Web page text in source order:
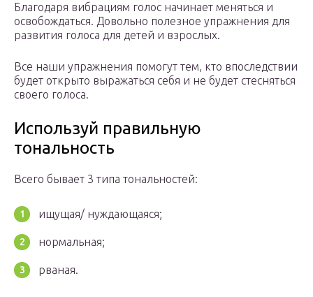
Благодаря вибрациям голос начинает меняться и
освобождаться. Довольно полезное упражнения для
развития голоса для детей и взрослых.
Все наши упражнения помогут тем, кто впоследствии
будет открыто выражаться себя и не будет стесняться
своего голоса.
Используй правильную
тональность
Всего бывает 3 типа тональностей:
ищущая/ нуждающаяся;
нормальная;
рваная.